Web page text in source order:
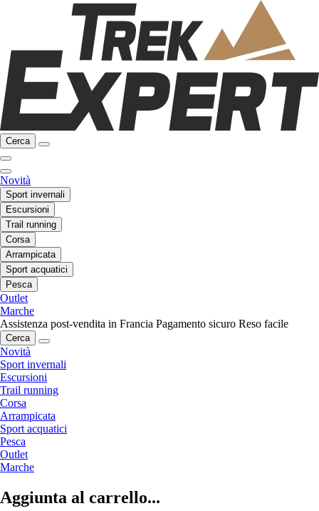
Cerca
Novità
Sport invernali
Escursioni
Trail running
Corsa
Arrampicata
Sport acquatici
Pesca
Outlet
Marche
Assistenza post-vendita in Francia Pagamento sicuro Reso facile
Cerca
Novità
Sport invernali
Escursioni
Trail running
Corsa
Arrampicata
Sport acquatici
Pesca
Outlet
Marche
Aggiunta al carrello...